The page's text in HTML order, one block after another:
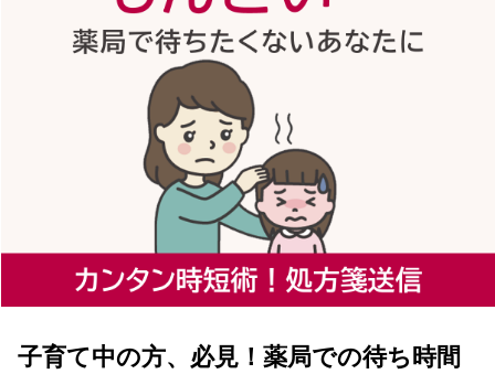
子育て中の方、必見！薬局での待ち時間